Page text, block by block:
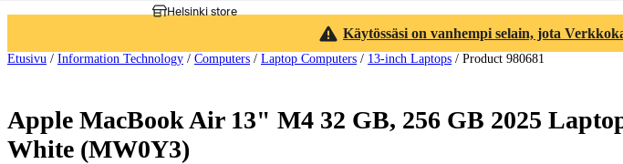
Helsinki store
Käytössäsi on vanhempi selain, jota
Etusivu / Information Technology / Computers / Laptop Computers / 13-inch Laptops / Product 980681
Apple MacBook Air 13" M4 32 GB, 256 GB 2025
White (MW0Y3)